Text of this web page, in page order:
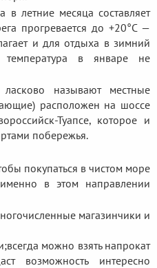
в летние месяца составляет
прогревается до +20°С —
и для отдыха в зимний
в январе не
называют местные
расположен на шоссе
Туапсе, которое и
побережья.
покупаться в чистом море
в этом направлении
магазинчики и
всегда можно взять напрокат
возможность интересно